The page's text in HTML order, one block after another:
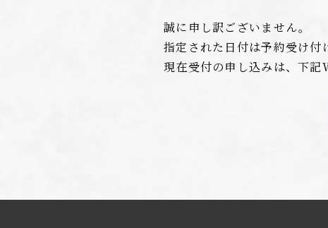
誠に申し訳ございません。
指定された日付は予約受け付
現在受付の申し込みは、下記